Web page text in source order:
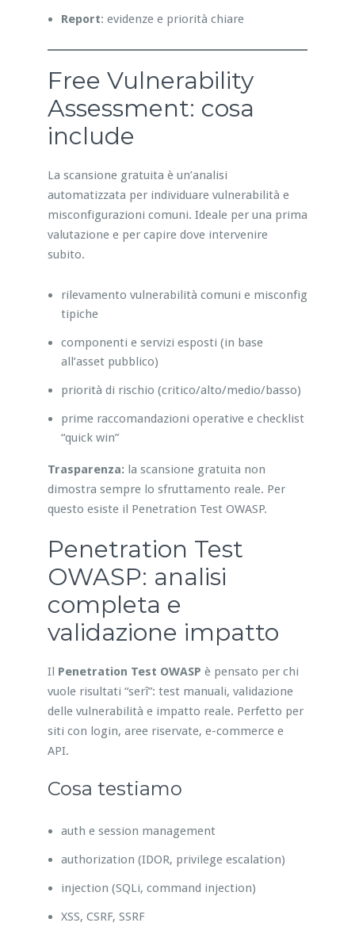
Report: evidenze e priorità chiare
Free Vulnerability
Assessment: cosa
include
La scansione gratuita è un’analisi
automatizzata per individuare vulnerabilità e
misconfigurazioni comuni. Ideale per una prima
valutazione e per capire dove intervenire
subito.
rilevamento vulnerabilità comuni e misconfig
tipiche
componenti e servizi esposti (in base
all’asset pubblico)
priorità di rischio (critico/alto/medio/basso)
prime raccomandazioni operative e checklist
“quick win”
Trasparenza: la scansione gratuita non
dimostra sempre lo sfruttamento reale. Per
questo esiste il Penetration Test OWASP.
Penetration Test
OWASP: analisi
completa e
validazione impatto
Il Penetration Test OWASP è pensato per chi
vuole risultati “serî”: test manuali, validazione
delle vulnerabilità e impatto reale. Perfetto per
siti con login, aree riservate, e-commerce e
API.
Cosa testiamo
auth e session management
authorization (IDOR, privilege escalation)
injection (SQLi, command injection)
XSS, CSRF, SSRF